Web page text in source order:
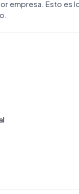
empresa. Esto es